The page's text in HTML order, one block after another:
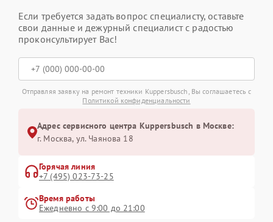
Если требуется задать вопрос специалисту, оставьте
свои данные и дежурный специалист с радостью
проконсультирует Вас!
Отправляя заявку на ремонт техники Kuppersbusch, Вы соглашаетесь с
Политикой конфиденциальности
Адрес сервисного центра Kuppersbusch в Москве:
г. Москва, ул. Чаянова 18
Горячая линия
+7 (495) 023-73-25
Время работы
Ежедневно с 9:00 до 21:00